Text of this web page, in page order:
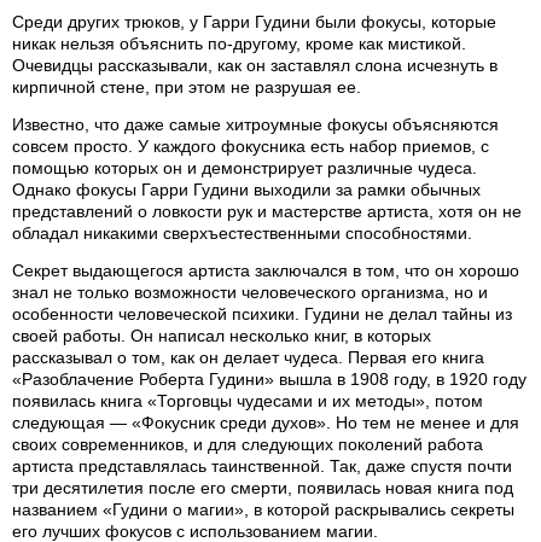
Среди других трюков, у Гарри Гудини были фокусы, которые
никак нельзя объяснить по-другому, кроме как мистикой.
Очевидцы рассказывали, как он заставлял слона исчезнуть в
кирпичной стене, при этом не разрушая ее.
Известно, что даже самые хитроумные фокусы объясняются
совсем просто. У каждого фокусника есть набор приемов, с
помощью которых он и демонстрирует различные чудеса.
Однако фокусы Гарри Гудини выходили за рамки обычных
представлений о ловкости рук и мастерстве артиста, хотя он не
обладал никакими сверхъестественными способностями.
Секрет выдающегося артиста заключался в том, что он хорошо
знал не только возможности человеческого организма, но и
особенности человеческой психики. Гудини не делал тайны из
своей работы. Он написал несколько книг, в которых
рассказывал о том, как он делает чудеса. Первая его книга
«Разоблачение Роберта Гудини» вышла в 1908 году, в 1920 году
появилась книга «Торговцы чудесами и их методы», потом
следующая — «Фокусник среди духов». Но тем не менее и для
своих современников, и для следующих поколений работа
артиста представлялась таинственной. Так, даже спустя почти
три десятилетия после его смерти, появилась новая книга под
названием «Гудини о магии», в которой раскрывались секреты
его лучших фокусов с использованием магии.